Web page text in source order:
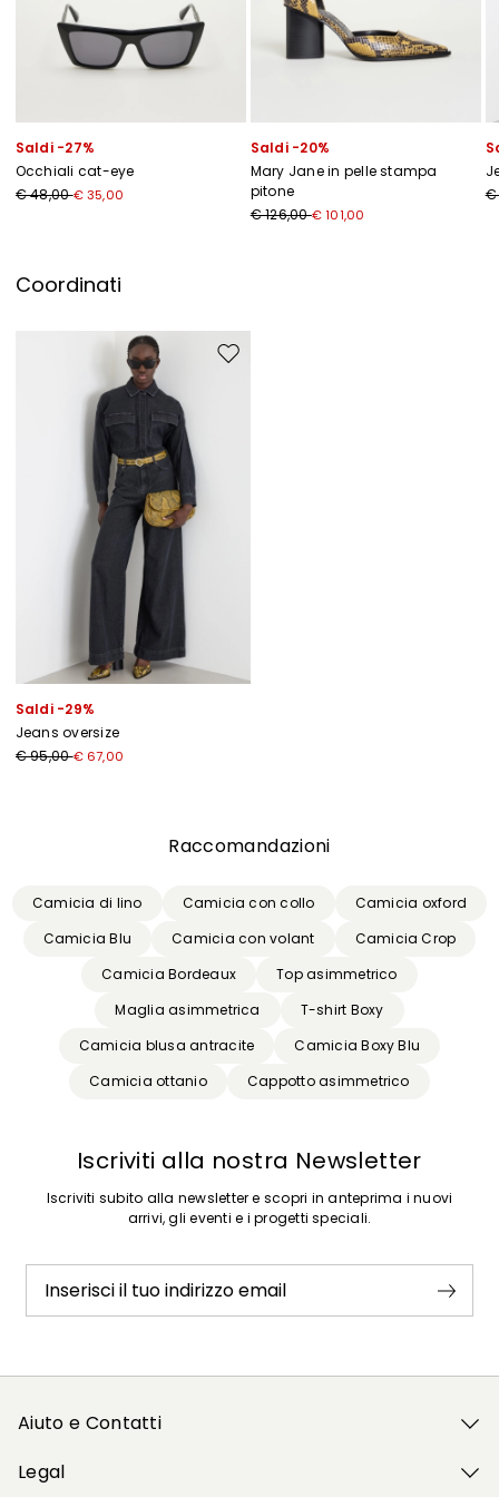
Saldi -27%
Occhiali cat-eye
€ 48,00€ 35,00
Saldi -20%
Mary Jane in pelle stampa
pitone
€ 126,00€ 101,00
€
Coordinati
Sposta nella wishlist
Saldi -29%
Jeans oversize
€ 95,00€ 67,00
Raccomandazioni
Camicia di lino Camicia con collo
Camicia oxford
Camicia Blu
Camicia con volant
Camicia Crop
Camicia Bordeaux
Top asimmetrico
Maglia asimmetrica
T-shirt Boxy
Camicia blusa antracite
Camicia Boxy Blu
Camicia ottanio
Cappotto asimmetrico
Iscriviti alla nostra Newsletter
Iscriviti subito alla newsletter e scopri in anteprima i nuovi
arrivi, gli eventi e i progetti speciali.
Inserisci il tuo indirizzo email
Aiuto e Contatti
Legal